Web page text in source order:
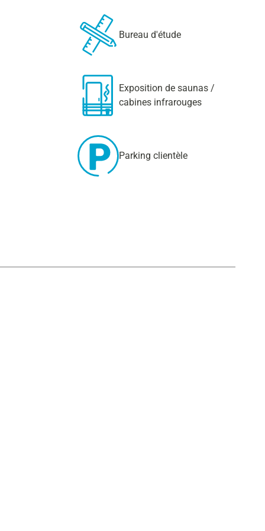
Bureau d'étude
Exposition de saunas /
cabines infrarouges
Parking clientèle